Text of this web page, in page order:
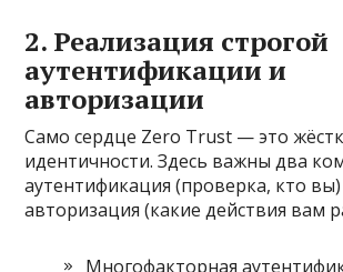
2. Реализация строгой
аутентификации и
авторизации
Само сердце Zero Trust — это
идентичности. Здесь важны два
аутентификация (проверка, кто
авторизация (какие действия вам
Многофакторная